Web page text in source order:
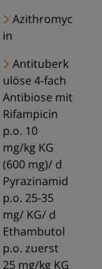
Azithromyc
in
Antituberk
ulöse 4-fach
Antibiose mit
Rifampicin
p.o. 10
mg/kg KG
(600 mg)/ d
Pyrazinamid
p.o. 25-35
mg/ KG/ d
Ethambutol
p.o. zuerst
25 mg/kg KG